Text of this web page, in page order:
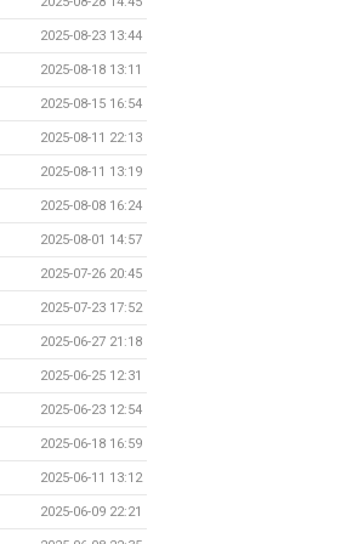
2025-08-23 13:44
2025-08-18 13:11
2025-08-15 16:54
2025-08-11 22:13
2025-08-11 13:19
2025-08-08 16:24
2025-08-01 14:57
2025-07-26 20:45
2025-07-23 17:52
2025-06-27 21:18
2025-06-25 12:31
2025-06-23 12:54
2025-06-18 16:59
2025-06-11 13:12
2025-06-09 22:21